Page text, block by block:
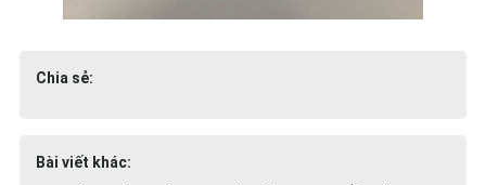
Chia sẻ:
Bài viết khác: